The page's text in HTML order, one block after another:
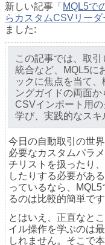
新しい記事「 MQL5で
らカスタムCSVリー
ました:
この記事では、取
統合など、MQL5に
ックに焦点を当て
ングガイドの両面
CSVインポート用
学び、実践的なスキ
今日の自動取引の世
必要なカスタムパラ
チリストを扱ったり
したりする必要があ
っているなら、
るのは比較的簡単です
とはいえ、正直なと
イル操作を学ぶのは
しれません。そこで